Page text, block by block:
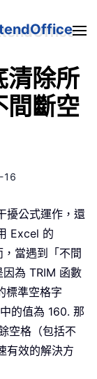
清除所
間斷空
16
擾公式運作，還
Excel 的
，當遇到「不間
為 TRIM 函數
標準空格字
的值為 160. 那
空格（包括不
有效的解決方